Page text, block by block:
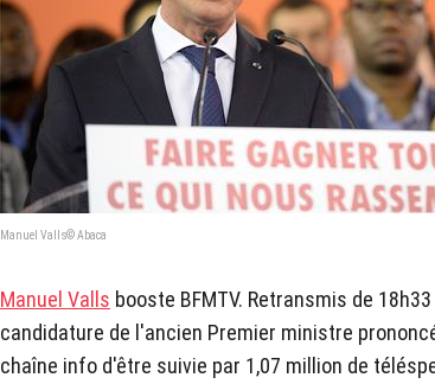
Manuel Valls© Abaca
Manuel Valls booste BFMTV. Retransmis de
candidature de l'ancien Premier ministre
chaîne info d'être suivie par 1,07 million de